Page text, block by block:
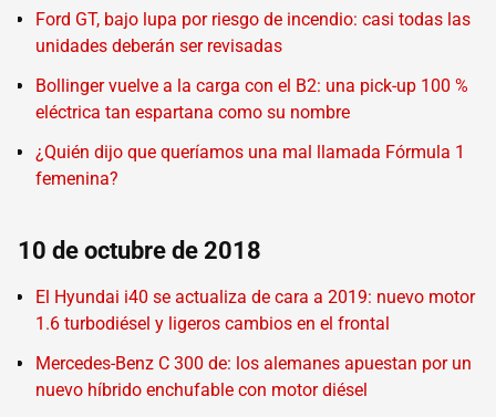
Ford GT, bajo lupa por riesgo de incendio: casi todas las
unidades deberán ser revisadas
Bollinger vuelve a la carga con el B2: una pick-up 100 %
eléctrica tan espartana como su nombre
¿Quién dijo que queríamos una mal llamada Fórmula 1
femenina?
10 de octubre de 2018
El Hyundai i40 se actualiza de cara a 2019: nuevo motor
1.6 turbodiésel y ligeros cambios en el frontal
Mercedes-Benz C 300 de: los alemanes apuestan por un
nuevo híbrido enchufable con motor diésel